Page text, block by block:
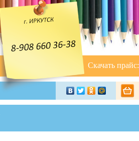
Скачать прайс: